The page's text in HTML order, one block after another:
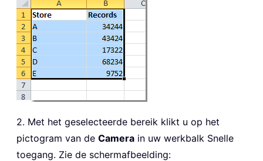
2. Met het geselecteerde bereik klikt u op het
pictogram van de Camera in uw werkbalk Snelle
toegang. Zie de schermafbeelding: